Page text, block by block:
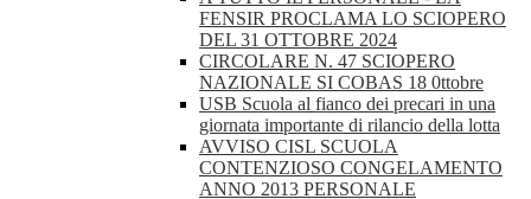
FENSIR PROCLAMA LO SCIOPERO
DEL 31 OTTOBRE 2024
CIRCOLARE N. 47 SCIOPERO
NAZIONALE SI COBAS 18 0ttobre
USB Scuola al fianco dei precari in una
giornata importante di rilancio della lotta
AVVISO CISL SCUOLA
CONTENZIOSO CONGELAMENTO
ANNO 2013 PERSONALE